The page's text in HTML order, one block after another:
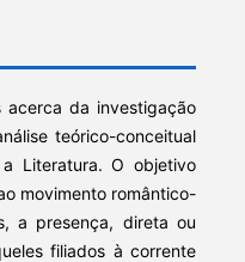
da investigação
teórico-conceitual
Literatura. O objetivo
movimento romântico-
a presença, direta ou
filiados à corrente